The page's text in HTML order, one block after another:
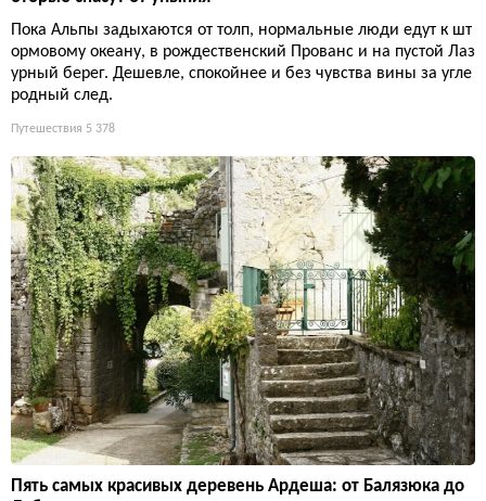
Пока Альпы задыхаются от толп, нормальные люди едут к шт
ормовому океану, в рождественский Прованс и на пустой Лаз
урный берег. Дешевле, спокойнее и без чувства вины за угле
родный след.
Путешествия 5 378
Пять самых красивых деревень Ардеша: от Балязюка до